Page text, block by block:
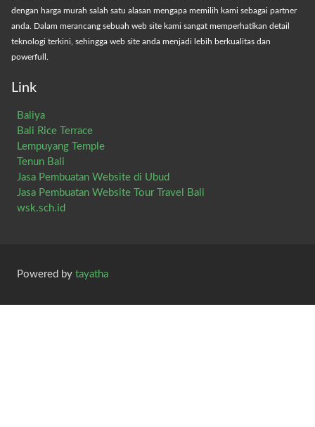
dengan harga murah salah satu alasan mengapa memilih kami sebagai partner
anda. Dalam merancang sebuah web site kami sangat memperhatikan detail
teknologi terkini, sehingga web site anda menjadi lebih berkualitas dan
powerfull.
Link
Baliya
Bali Rice Terrace
Lempuyang Temple
Tenun Bali
Jasa Pembuatan Website di Ubud
Jasa Pembuatan Website Tour Travel Bali
wsk.sch.id
Powered by tayatha